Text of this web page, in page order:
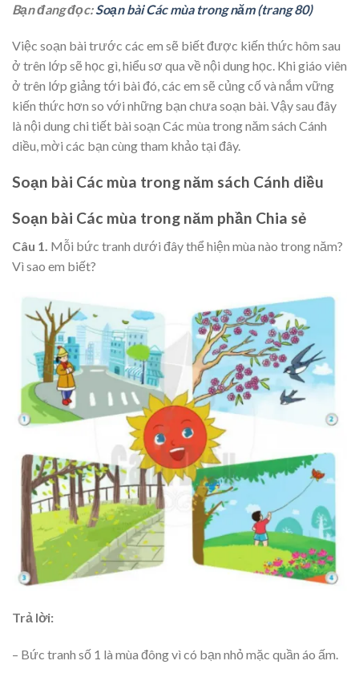
Bạn đang đọc:Soạn bài Các mùa trong năm (trang 80)
Việc soạn bài trước các em sẽ biết được kiến thức hôm sau
ở trên lớp sẽ học gì, hiểu sơ qua về nội dung học. Khi giáo viên
ở trên lớp giảng tới bài đó, các em sẽ củng cố và nắm vững
kiến thức hơn so với những bạn chưa soạn bài. Vậy sau đây
là nội dung chi tiết bài soạn Các mùa trong năm sách Cánh
diều, mời các bạn cùng tham khảo tại đây.
Soạn bài Các mùa trong năm sách Cánh diều
Soạn bài Các mùa trong năm phần Chia sẻ
Câu 1. Mỗi bức tranh dưới đây thể hiện mùa nào trong năm?
Vì sao em biết?
Trả lời:
– Bức tranh số 1 là mùa đông vì có bạn nhỏ mặc quần áo ấm.